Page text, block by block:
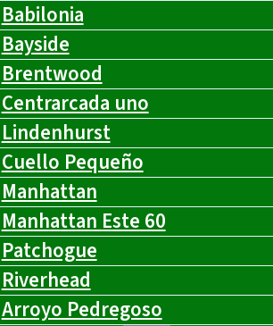
Babilonia
Bayside
Brentwood
Centrarcada uno
Lindenhurst
Cuello Pequeño
Manhattan
Manhattan Este 60
Patchogue
Riverhead
Arroyo Pedregoso